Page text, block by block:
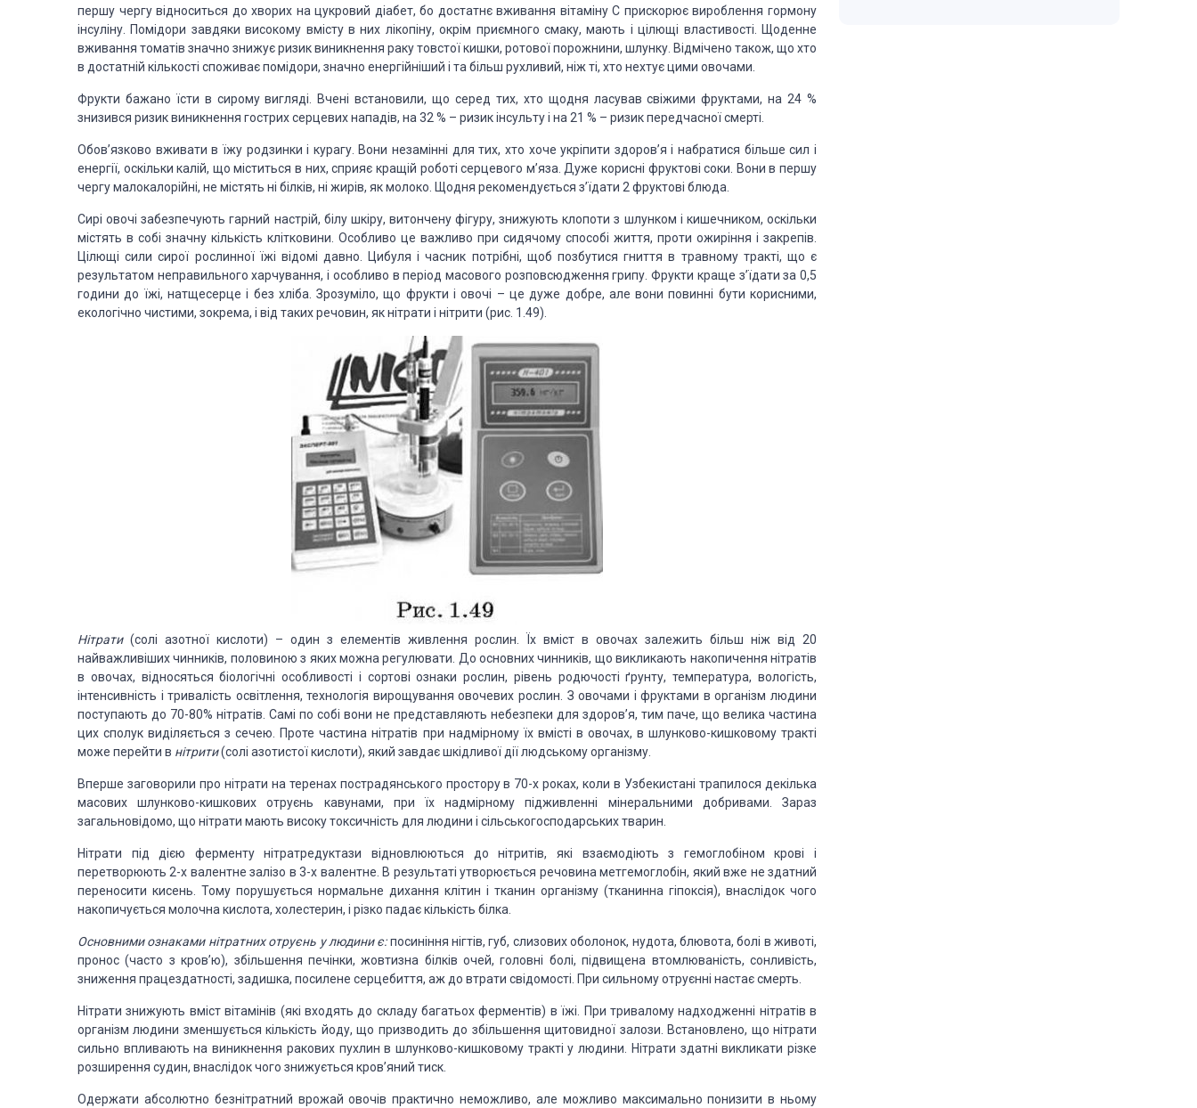
першу чергу відноситься до хворих на цукровий діабет, бо достатнє вживання вітаміну С прискорює вироблення гормону
інсуліну. Помідори завдяки високому вмісту в них лікопіну, окрім приємного смаку, мають і цілющі властивості. Щоденне
вживання томатів значно знижує ризик виникнення раку товстої кишки, ротової порожнини, шлунку. Відмічено також, що хто
в достатній кількості споживає помідори, значно енергійніший і та більш рухливий, ніж ті, хто нехтує цими овочами.
Фрукти бажано їсти в сирому вигляді. Вчені встановили, що серед тих, хто щодня ласував свіжими фруктами, на 24 %
знизився ризик виникнення гострих серцевих нападів, на 32 % – ризик інсульту і на 21 % – ризик передчасної смерті.
Обов’язково вживати в їжу родзинки і курагу. Вони незамінні для тих, хто хоче укріпити здоров’я і набратися більше сил і
енергії, оскільки калій, що міститься в них, сприяє кращій роботі серцевого м’яза. Дуже корисні фруктові соки. Вони в першу
чергу малокалорійні, не містять ні білків, ні жирів, як молоко. Щодня рекомендується з’їдати 2 фруктові блюда.
Сирі овочі забезпечують гарний настрій, білу шкіру, витончену фігуру, знижують клопоти з шлунком і кишечником, оскільки
містять в собі значну кількість клітковини. Особливо це важливо при сидячому способі життя, проти ожиріння і закрепів.
Цілющі сили сирої рослинної їжі відомі давно. Цибуля і часник потрібні, щоб позбутися гниття в травному тракті, що є
результатом неправильного харчування, і особливо в період масового розповсюдження грипу. Фрукти краще з’їдати за 0,5
години до їжі, натщесерце і без хліба. Зрозуміло, що фрукти і овочі – це дуже добре, але вони повинні бути корисними,
екологічно чистими, зокрема, і від таких речовин, як нітрати і нітрити (рис. 1.49).
Нітрати(солі азотної кислоти) – один з елементів живлення рослин. Їх вміст в овочах залежить більш ніж від 20
найважливіших чинників, половиною з яких можна регулювати. До основних чинників, що викликають накопичення нітратів
в овочах, відносяться біологічні особливості і сортові ознаки рослин, рівень родючості ґрунту, температура, вологість,
інтенсивність і тривалість освітлення, технологія вирощування овочевих рослин. З овочами і фруктами в організм людини
поступають до 70-80% нітратів. Самі по собі вони не представляють небезпеки для здоров’я, тим паче, що велика частина
цих сполук виділяється з сечею. Проте частина нітратів при надмірному їх вмісті в овочах, в шлунково-кишковому тракті
може перейти в нітрити(солі азотистої кислоти), який завдає шкідливої дії людському організму.
Вперше заговорили про нітрати на теренах пострадянського простору в 70-х роках, коли в Узбекистані трапилося декілька
масових шлунково-кишкових отруєнь кавунами, при їх надмірному підживленні мінеральними добривами. Зараз
загальновідомо, що нітрати мають високу токсичність для людини і сільськогосподарських тварин.
Нітрати під дією ферменту нітратредуктази відновлюються до нітритів, які взаємодіють з гемоглобіном крові і
перетворюють 2-х валентне залізо в 3-х валентне. В результаті утворюється речовина метгемоглобін, який вже не здатний
переносити кисень. Тому порушується нормальне дихання клітин і тканин організму (тканинна гіпоксія), внаслідок чого
накопичується молочна кислота, холестерин, і різко падає кількість білка.
Основними ознаками нітратних отруєнь у людини є:посиніння нігтів, губ, слизових оболонок, нудота, блювота, болі в животі,
пронос (часто з кров’ю), збільшення печінки, жовтизна білків очей, головні болі, підвищена втомлюваність, сонливість,
зниження працездатності, задишка, посилене серцебиття, аж до втрати свідомості. При сильному отруєнні настає смерть.
Нітрати знижують вміст вітамінів (які входять до складу багатьох ферментів) в їжі. При тривалому надходженні нітратів в
організм людини зменшується кількість йоду, що призводить до збільшення щитовидної залози. Встановлено, що нітрати
сильно впливають на виникнення ракових пухлин в шлунково-кишковому тракті у людини. Нітрати здатні викликати різке
розширення судин, внаслідок чого знижується кров’яний тиск.
Одержати абсолютно безнітратний врожай овочів практично неможливо, але можливо максимально понизити в ньому